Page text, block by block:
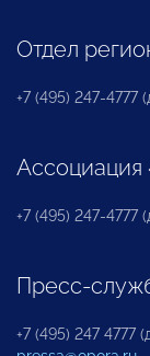
Отдел
+7 (495) 247-4777
+7 (495) 247-4777
Пресс-
+7 (495) 247 4777